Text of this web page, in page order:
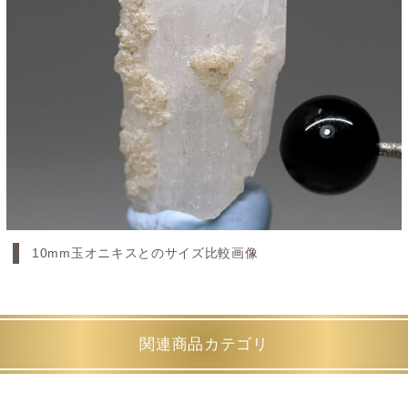
10mm玉オニキスとのサイズ比較画像
関連商品カテゴリ